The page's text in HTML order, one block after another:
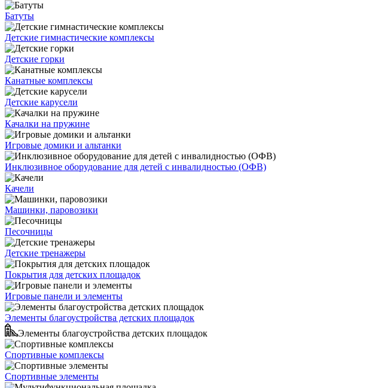
Батуты
Детские гимнастические комплексы
Детские горки
Канатные комплексы
Детские карусели
Качалки на пружине
Игровые домики и альтанки
Инклюзивное оборудование для детей с инвалидностью (ОФВ)
Качели
Машинки, паровозики
Песочницы
Детские тренажеры
Покрытия для детских площадок
Игровые панели и элементы
Элементы благоустройства детских площадок
Элементы благоустройства детских площадок
Спортивные комплексы
Спортивные элементы